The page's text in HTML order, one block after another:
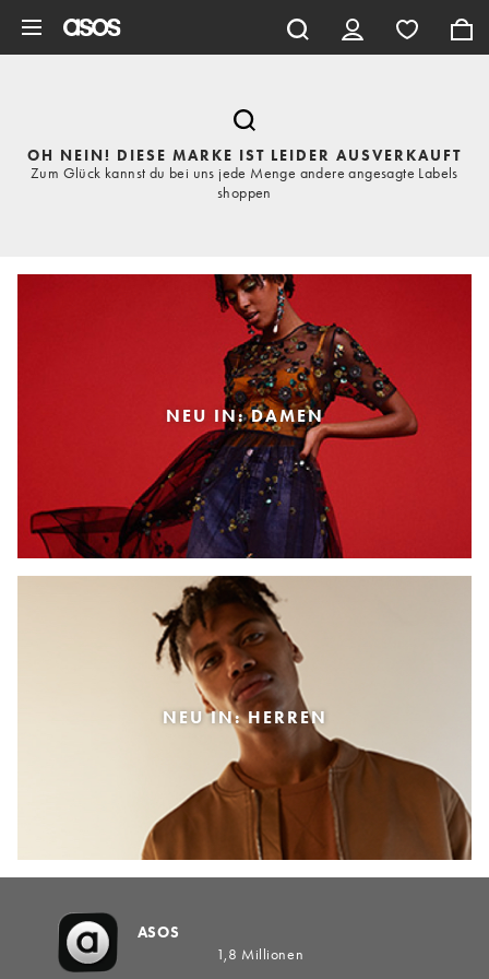
OH NEIN! DIESE MARKE IST LEIDER AUSVERKAUFT
Zum Glück kannst du bei uns jede Menge andere angesagte Labels
shoppen
NEU IN: DAMEN
NEU IN: HERREN
ASOS
1,8 Millionen